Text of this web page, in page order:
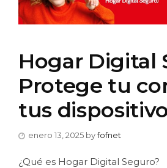
Hogar Digital
Protege tu
tus
enero 13, 2025 byfofnet
¿Qué es Hogar Digital Seguro?